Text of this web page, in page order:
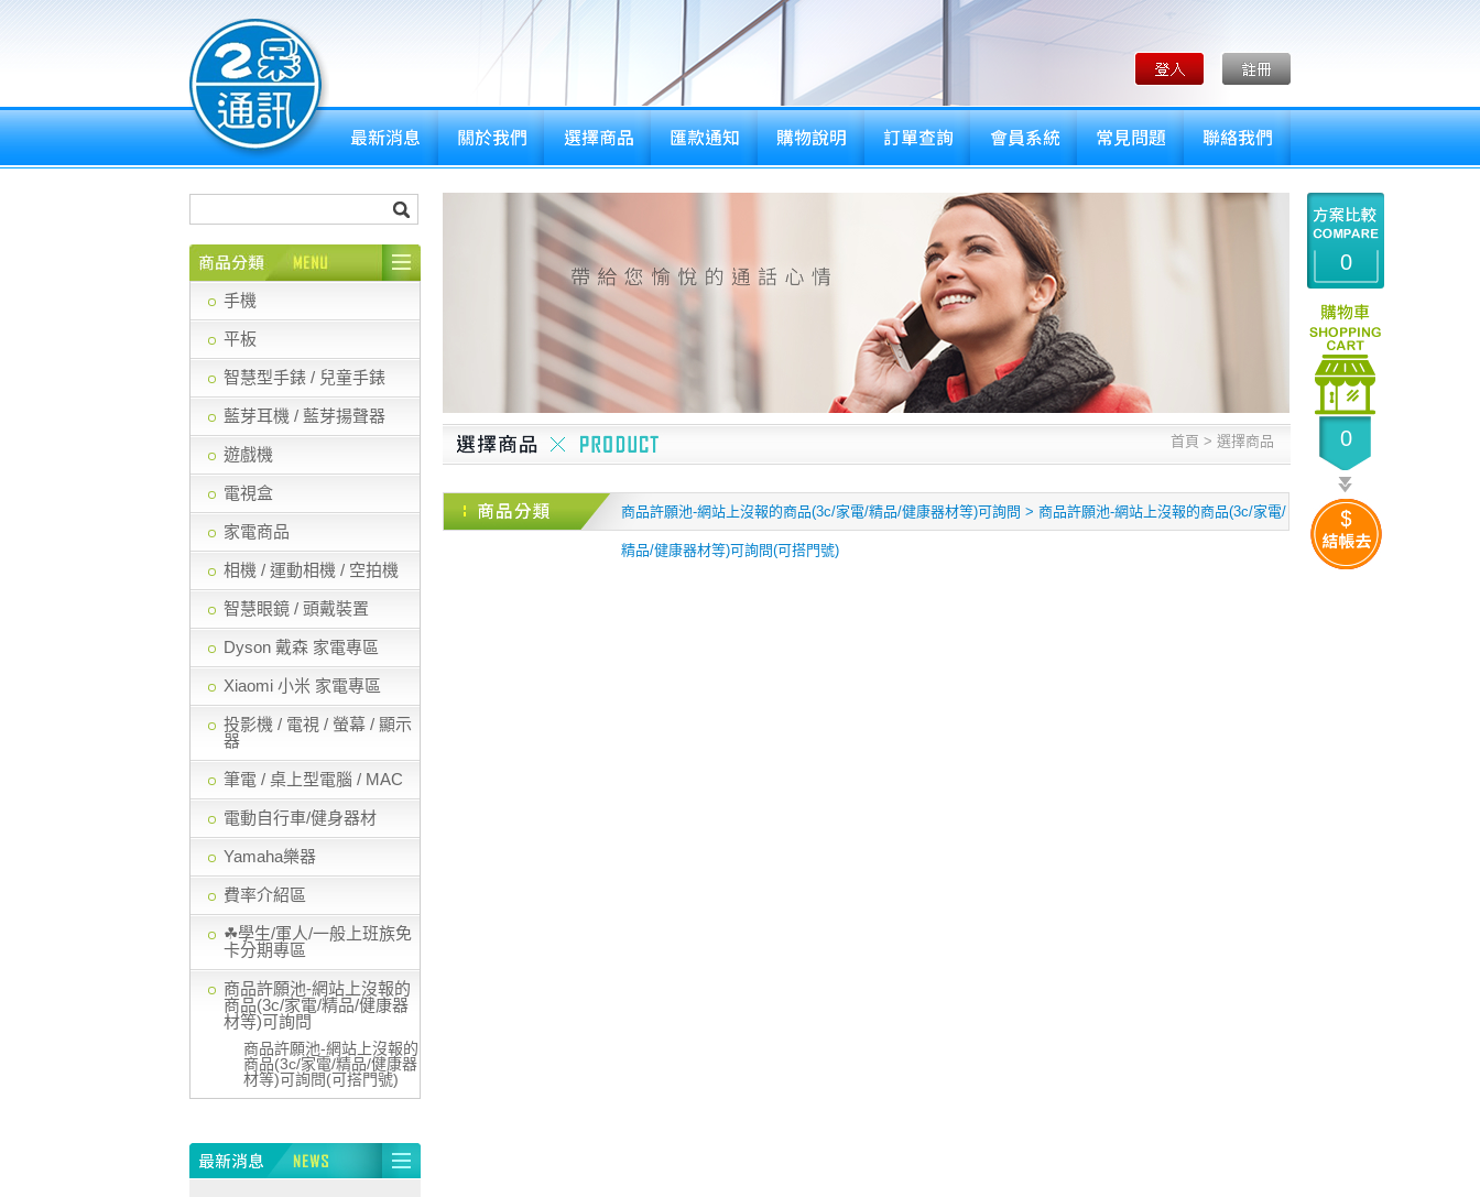
首頁 > 選擇商品
手機
平板
智慧型手錶 / 兒童手錶
藍芽耳機 / 藍芽揚聲器
遊戲機
電視盒
家電商品
相機 / 運動相機 / 空拍機
智慧眼鏡 / 頭戴裝置
Dyson 戴森 家電專區
Xiaomi 小米 家電專區
投影機 / 電視 / 螢幕 / 顯示
器
筆電 / 桌上型電腦 / MAC
電動自行車/健身器材
Yamaha樂器
費率介紹區
☘學生/軍人/一般上班族免
卡分期專區
商品許願池-網站上沒報的
商品(3c/家電/精品/健康器
材等)可詢問
商品許願池-網站上沒報的
商品(3c/家電/精品/健康器
材等)可詢問(可搭門號)
商品許願池-網站上沒報的商品(3c/家電/精品/健康器材等)可詢問 > 商品許願池-網站上沒報的商品(3c/家電/
精品/健康器材等)可詢問(可搭門號)
0
0